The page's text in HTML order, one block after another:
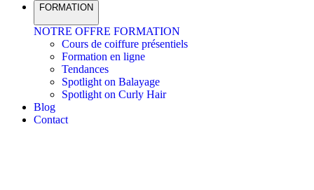
FORMATION
NOTRE OFFRE FORMATION
Cours de coiffure présentiels
Formation en ligne
Tendances
Spotlight on Balayage
Spotlight on Curly Hair
Blog
Contact